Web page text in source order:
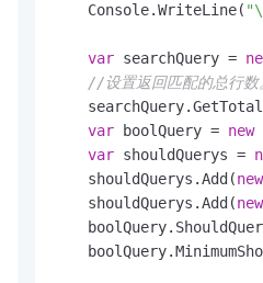
    Console.WriteLine(
var searchQuery =
//设置返回匹配的总行数
var boolQuery = new
var shouldQuerys =
    shouldQuerys.Add(
new
    shouldQuerys.Add(
new